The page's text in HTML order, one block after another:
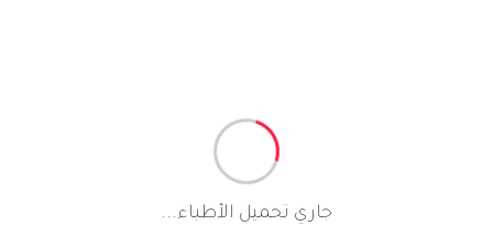
جاري تحميل الأطباء...